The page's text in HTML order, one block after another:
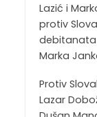
Lazić i
protiv
debitanata
Marka
Protiv
Lazar